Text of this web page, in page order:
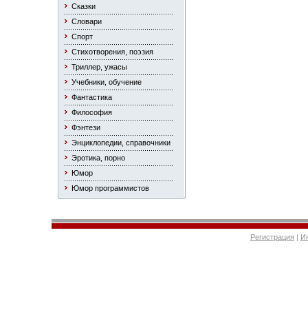
Сказки
Словари
Спорт
Стихотворения, поэзия
Триллер, ужасы
Учебники, обучение
Фантастика
Философия
Фэнтези
Энциклопедии, справочники
Эротика, порно
Юмор
Юмор программистов
Регистрация |